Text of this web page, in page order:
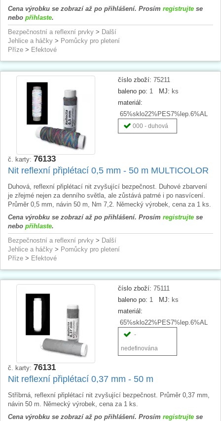
Cena výrobku se zobrazí až po přihlášení. Prosím registrujte se
nebo přihlaste.
Bezpečnostní a reflexní prvky > Další
Jehlice a háčky > Pomůcky pro pletení
Příze > Efektové
číslo zboží: 75211
baleno po: 1 MJ: ks
materiál:
65%sklo22%PES7%lep.6%AL
000 - duhová
č. karty: 76133
Nit reflexní připlétací 0,5 mm - 50 m MULTICOLOR
Duhová, reflexní připlétací nit zvyšující bezpečnost. Duhové zbarvení
je zřejmé nejen za denního světla, ale zůstává patrné i po nasvícení.
Průměr 0,5 mm, návin 50 m, Nm 7,2. Německý výrobek, cena za 1 ks.
Cena výrobku se zobrazí až po přihlášení. Prosím registrujte se
nebo přihlaste.
Bezpečnostní a reflexní prvky > Další
Jehlice a háčky > Pomůcky pro pletení
Příze > Efektové
číslo zboží: 75111
baleno po: 1 MJ: ks
materiál:
65%sklo22%PES7%lep.6%AL
-
nedefinována
č. karty: 76131
Nit reflexní připlétací 0,37 mm - 50 m
Stříbrná, reflexní připlétací nit zvyšující bezpečnost. Průměr 0,37 mm,
návin 50 m. Německý výrobek, cena za 1 ks.
Cena výrobku se zobrazí až po přihlášení. Prosím registrujte se